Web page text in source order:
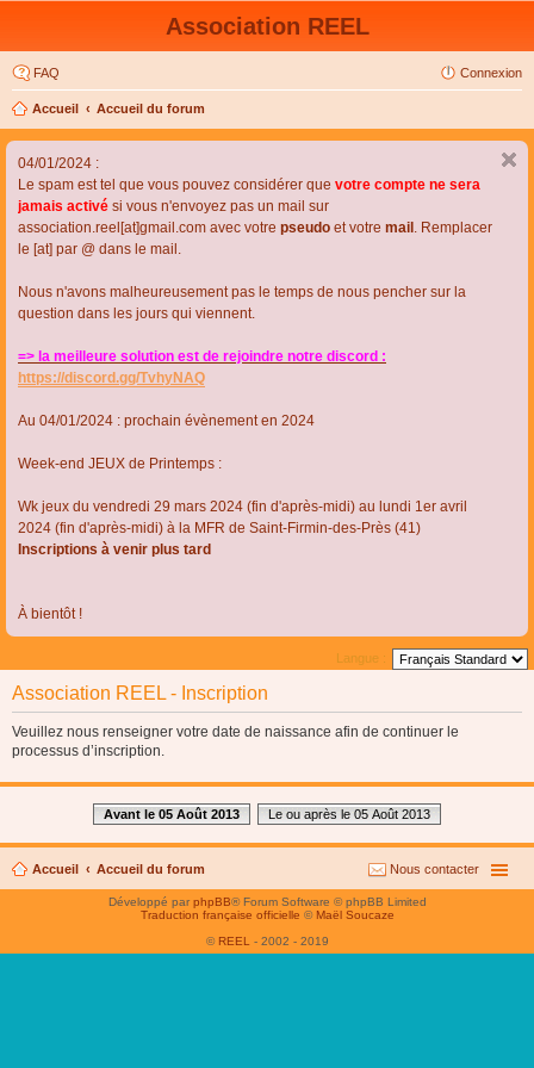
Association REEL
FAQ Connexion
Accueil Accueil du forum
04/01/2024 :
Le spam est tel que vous pouvez considérer que votre compte ne sera
jamais activé si vous n'envoyez pas un mail sur
association.reel[at]gmail.com avec votre pseudo et votre mail . Remplacer
le [at] par @ dans le mail.
Nous n'avons malheureusement pas le temps de nous pencher sur la
question dans les jours qui viennent.
=> la meilleure solution est de rejoindre notre discord :
https://discord.gg/TvhyNAQ
Au 04/01/2024 : prochain évènement en 2024
Week-end JEUX de Printemps :
Wk jeux du vendredi 29 mars 2024 (fin d'après-midi) au lundi 1er avril
2024 (fin d'après-midi) à la MFR de Saint-Firmin-des-Près (41)
Inscriptions à venir plus tard
À bientôt !
Langue :
Association REEL - Inscription
Veuillez nous renseigner votre date de naissance afin de continuer le
processus d’inscription.
Avant le 05 Août 2013 Le ou après le 05 Août 2013
Accueil Accueil du forum Nous contacter
Développé parphpBB® Forum Software © phpBB Limited
Traduction française officielle © Maël Soucaze
© REEL - 2002 - 2019